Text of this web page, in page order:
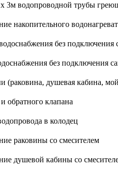
3м водопроводной трубы
накопительного
без
без подключения
(раковина, душевая кабина,
обратного клапана
в колодец
раковины со смесителем
душевой кабины со